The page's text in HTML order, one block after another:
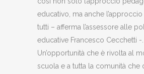
educativo, ma anche
tutti – afferma l’assessore alle
educative Francesco Cecchetti -.
Un’opportunità che è rivolta al
scuola e a tutta la comunità che